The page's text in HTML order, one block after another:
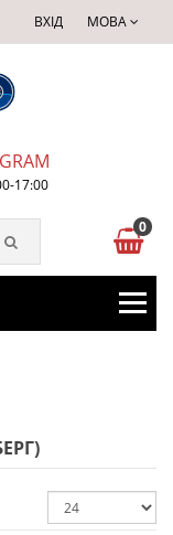
МОВА
ВХІД
17:00
0